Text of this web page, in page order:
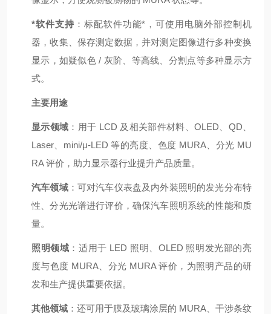
*软件支持 ：标配软件功能*，可使用电脑外部控制机
器，收集、保存测定数据，并对测定图像进行多种变换
显示，如疑似色 / 灰阶、等高线、分割点等多种显示方
式。
主要用途
显示领域 ：用于 LCD 及相关部件材料、OLED、QD、
Laser、mini/μ-LED 等的亮度、色度 MURA、分光 MU
RA 评价，助力显示器行业提升产品质量。
汽车领域：可对汽车仪表盘及内外装照明的发光分布特
性、分光光谱进行评价，确保汽车照明系统的性能和质
量。
照明领域 ：适用于 LED 照明、OLED 照明发光部的亮
度与色度 MURA、分光 MURA 评价，为照明产品的研
发和生产提供重要依据。
其他领域 ：还可用于膜及玻璃涂层的 MURA、干涉条纹